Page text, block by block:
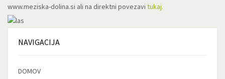
www.meziska-dolina.si ali na direktni povezavi tukaj.
NAVIGACIJA
DOMOV